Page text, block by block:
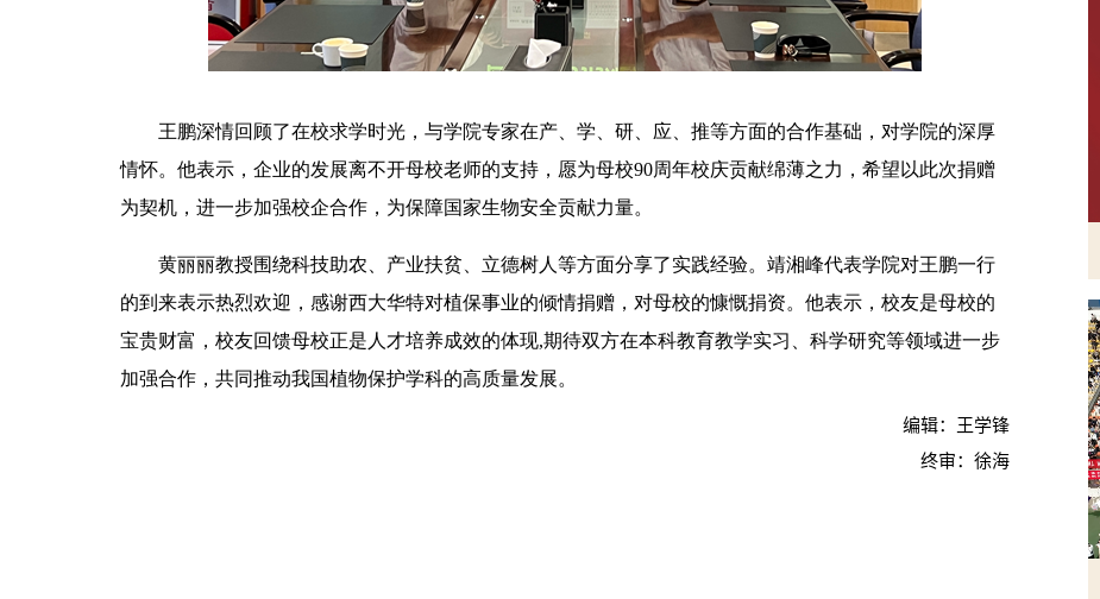
王鹏深情回顾了在校求学时光，与学院专家在产、学、研、应、推等方面的合作基础，对学院的深厚
情怀。他表示，企业的发展离不开母校老师的支持，愿为母校90周年校庆贡献绵薄之力，希望以此次捐赠
为契机，进一步加强校企合作，为保障国家生物安全贡献力量。
黄丽丽教授围绕科技助农、产业扶贫、立德树人等方面分享了实践经验。靖湘峰代表学院对王鹏一行
的到来表示热烈欢迎，感谢西大华特对植保事业的倾情捐赠，对母校的慷慨捐资。他表示，校友是母校的
宝贵财富，校友回馈母校正是人才培养成效的体现,期待双方在本科教育教学实习、科学研究等领域进一步
加强合作，共同推动我国植物保护学科的高质量发展。
编辑：王学锋
终审：徐海